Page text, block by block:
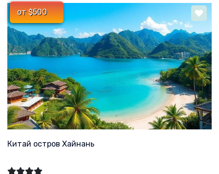
Войти
Зарегистрироваться
support@world-travel.uz
от $500
Китай остров Хайнань